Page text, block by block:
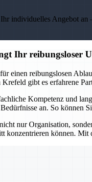
individuelles Angebot an
Ihr reibungsloser
einen reibungslosen
gibt es erfahrene
Kompetenz und
an. So können
nur Organisation,
konzentrieren können.